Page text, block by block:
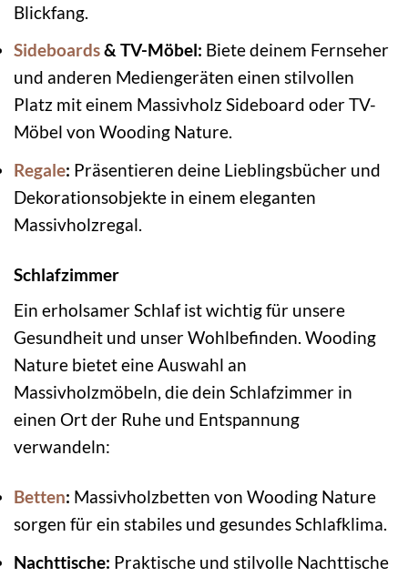
Blickfang.
Sideboards& TV-Möbel: Biete deinem Fernseher
und anderen Mediengeräten einen stilvollen
Platz mit einem Massivholz Sideboard oder TV-
Möbel von Wooding Nature.
Regale: Präsentieren deine Lieblingsbücher und
Dekorationsobjekte in einem eleganten
Massivholzregal.
Schlafzimmer
Ein erholsamer Schlaf ist wichtig für unsere
Gesundheit und unser Wohlbefinden. Wooding
Nature bietet eine Auswahl an
Massivholzmöbeln, die dein Schlafzimmer in
einen Ort der Ruhe und Entspannung
verwandeln:
Betten: Massivholzbetten von Wooding Nature
sorgen für ein stabiles und gesundes Schlafklima.
Nachttische: Praktische und stilvolle Nachttische